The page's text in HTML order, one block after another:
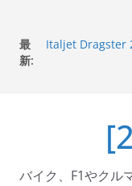
最
新:
コーナリングが
マホホルダー
岩手県奥州市
器エフェクタ
バイク、F1やクル